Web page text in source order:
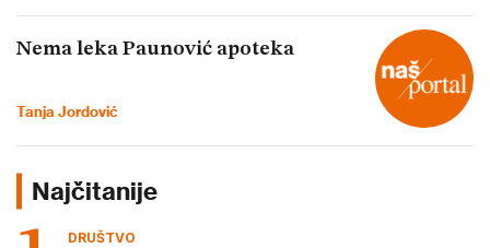
Nema leka Paunović apoteka
Tanja Jordović
Najčitanije
DRUŠTVO